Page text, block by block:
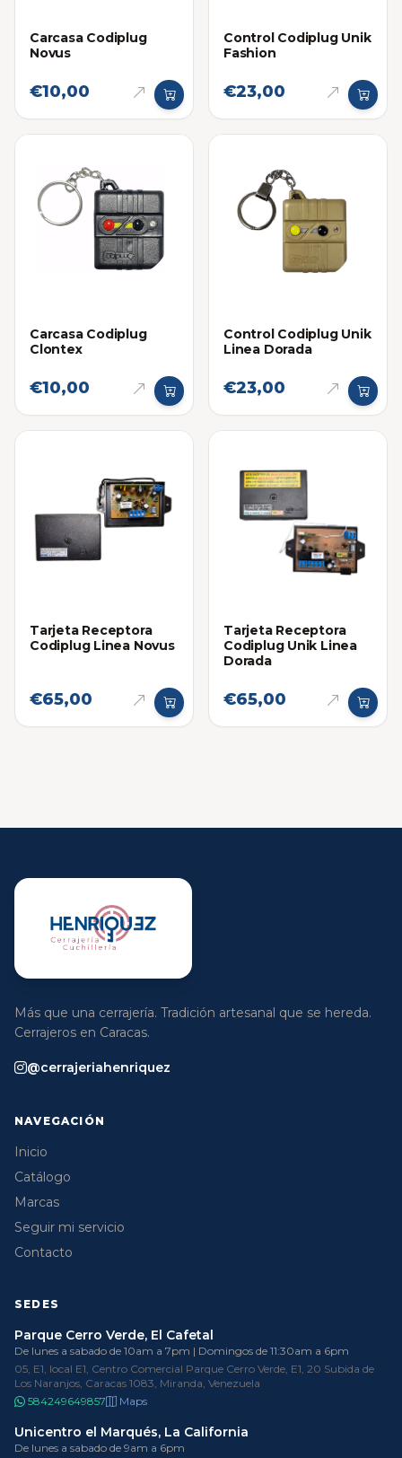
Carcasa Codiplug
Novus
€10,00
Control Codiplug Unik
Fashion
€23,00
Carcasa Codiplug
Clontex
€10,00
Control Codiplug Unik
Linea Dorada
€23,00
Tarjeta Receptora
Codiplug Linea Novus
€65,00
Tarjeta Receptora
Codiplug Unik Linea
Dorada
€65,00
Más que una cerrajería. Tradición artesanal que se hereda.
Cerrajeros en Caracas.
@cerrajeriahenriquez
NAVEGACIÓN
Inicio
Catálogo
Marcas
Seguir mi servicio
Contacto
SEDES
Parque Cerro Verde, El Cafetal
De lunes a sabado de 10am a 7pm | Domingos de 11:30am a 6pm
05, E1, local E1, Centro Comercial Parque Cerro Verde, E1, 20 Subida de
Los Naranjos, Caracas 1083, Miranda, Venezuela
584249649857
Maps
Unicentro el Marqués, La California
De lunes a sabado de 9am a 6pm